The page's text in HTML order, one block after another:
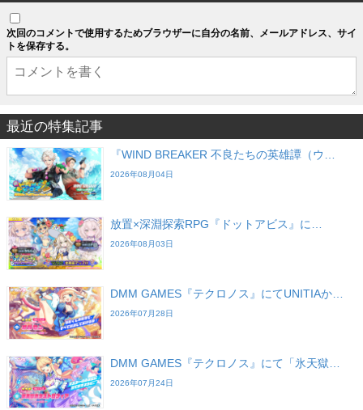
次回のコメントで使用するためブラウザーに自分の名前、メールアドレス、サイ
トを保存する。
最近の特集記事
『WIND BREAKER 不良たちの英雄譚（ウ…
2026年08月04日
放置×深淵探索RPG『ドットアビス』に…
2026年08月03日
DMM GAMES『テクロノス』にてUNITIAか…
2026年07月28日
DMM GAMES『テクロノス』にて「氷天獄…
2026年07月24日